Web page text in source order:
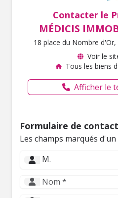
Contacter le
MÉDICIS
18 place du Nombre
Voir le
Tous les biens
Afficher le
Formulaire de contact
Les champs marqués d'un
M.